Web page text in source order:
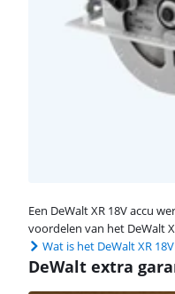
Een DeWalt XR 18V accu
voordelen van het DeWalt
Wat is het DeWalt XR
DeWalt extra